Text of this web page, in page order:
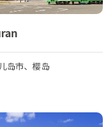
岛市、樱岛